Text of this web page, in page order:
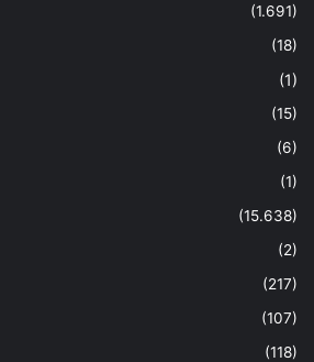
(1.691)
(18)
(1)
(15)
(6)
(1)
(15.638)
(2)
(217)
(107)
(118)